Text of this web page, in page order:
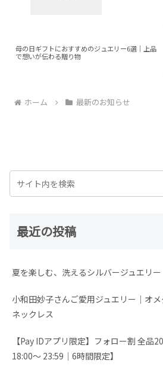
母の日ギフトにおすすめのジュエリー6選｜上品
で想いが伝わる贈り物
ホーム 最新のお知らせ
最近の投稿
夏を楽しむ、洗えるシルバージュエリー
小和田妙子さんご愛用ジュエリー｜オ
ネックレス
【Pay IDアプリ限定】フォロー割 全品
18:00～ 23:59│6時間限定】